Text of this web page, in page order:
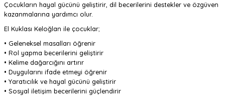
Çocukların hayal gücünü geliştirir, dil becerilerini destekler ve özgüven
kazanmalarına yardımcı olur.
El Kuklası Keloğlan ile çocuklar;
• Geleneksel masalları öğrenir
• Rol yapma becerilerini geliştirir
• Kelime dağarcığını artırır
• Duygularını ifade etmeyi öğrenir
• Yaratıcılık ve hayal gücünü geliştirir
• Sosyal iletişim becerilerini güçlendirir